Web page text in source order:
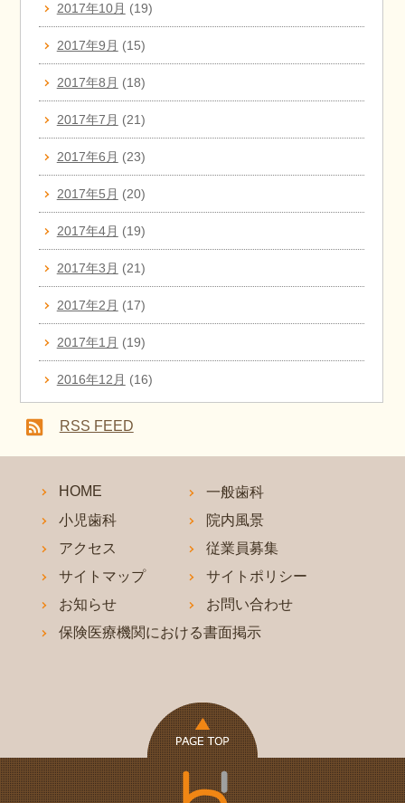
2017年10月 (19)
2017年9月 (15)
2017年8月 (18)
2017年7月 (21)
2017年6月 (23)
2017年5月 (20)
2017年4月 (19)
2017年3月 (21)
2017年2月 (17)
2017年1月 (19)
2016年12月 (16)
RSS FEED
HOME
一般歯科
小児歯科
院内風景
アクセス
従業員募集
サイトマップ
サイトポリシー
お知らせ
お問い合わせ
保険医療機関における書面掲示